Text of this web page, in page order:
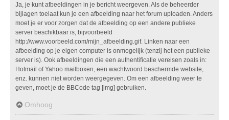
Ja, je kunt afbeeldingen in je bericht weergeven. Als de beheerder
bijlagen toelaat kun je een afbeelding naar het forum uploaden. Anders
moet je er voor zorgen dat de afbeelding op een andere publieke
server beschikbaar is, bijvoorbeeld
http://www.voorbeeld.com/mijn_afbeelding.gif. Linken naar een
afbeelding op je eigen computer is onmogelijk (tenzij het een publieke
server is). Ook afbeeldingen die een authentificatie vereisen zoals in:
Hotmail of Yahoo mailboxen, een wachtwoord beschermde website,
enz. kunnen niet worden weergegeven. Om een afbeelding weer te
geven, moet je de BBCode tag [img] gebruiken.
Omhoog